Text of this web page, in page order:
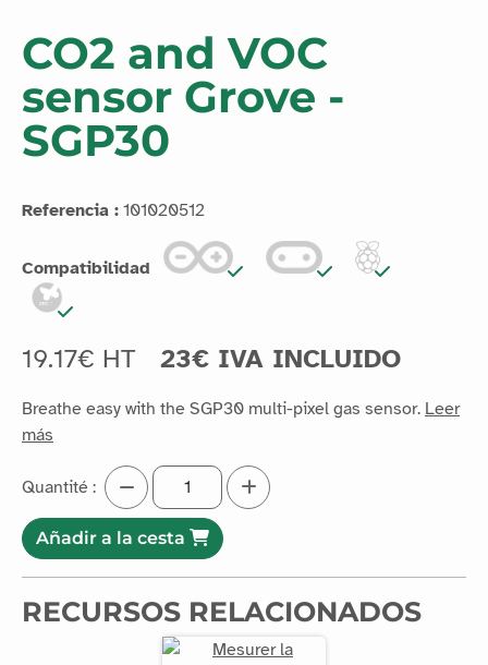
CO2 and VOC
sensor Grove -
SGP30
Referencia : 101020512
Compatibilidad
19.17€ HT 23€ IVA INCLUIDO
Breathe easy with the SGP30 multi-pixel gas sensor. Leer
más
Quantité :
Añadir a la cesta
RECURSOS RELACIONADOS